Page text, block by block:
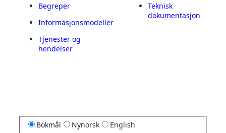
Begreper
Informasjonsmodeller
Tjenester og
hendelser
Teknisk
dokumentasjon
Bokmål Nynorsk English